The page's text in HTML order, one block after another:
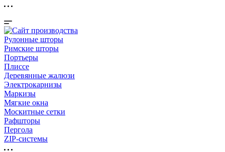
Рулонные шторы
Римские шторы
Портьеры
Плиссе
Деревянные жалюзи
Электрокарнизы
Маркизы
Мягкие окна
Москитные сетки
Рафшторы
Пергола
ZIP-системы